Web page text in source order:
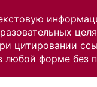
цитировании
форме без